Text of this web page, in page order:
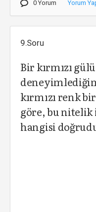
0 Yorum Yorum
9.Soru
Bir kırmızı
kırmızı renk
göre, bu nitelik
hangisi